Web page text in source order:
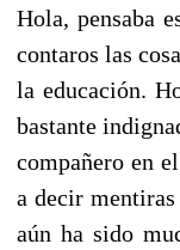
Hola, pensaba
contaros las
la educación.
bastante
compañero en
a decir
aún ha sido